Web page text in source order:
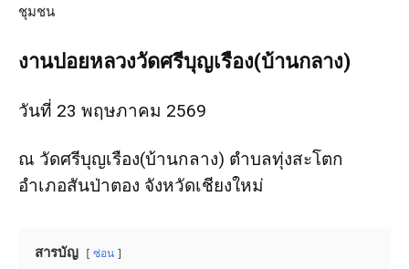
ชุมชน
งานปอยหลวงวัดศรีบุญเรือง(บ้านกลาง)
วันที่ 23 พฤษภาคม 2569
ณ วัดศรีบุญเรือง(บ้านกลาง) ตำบลทุ่งสะโตก
อำเภอสันป่าตอง จังหวัดเชียงใหม่
สารบัญ ซ่อน